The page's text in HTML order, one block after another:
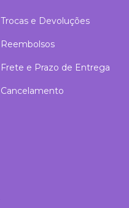
Trocas e Devoluções
Reembolsos
Frete e Prazo de Entrega
Cancelamento